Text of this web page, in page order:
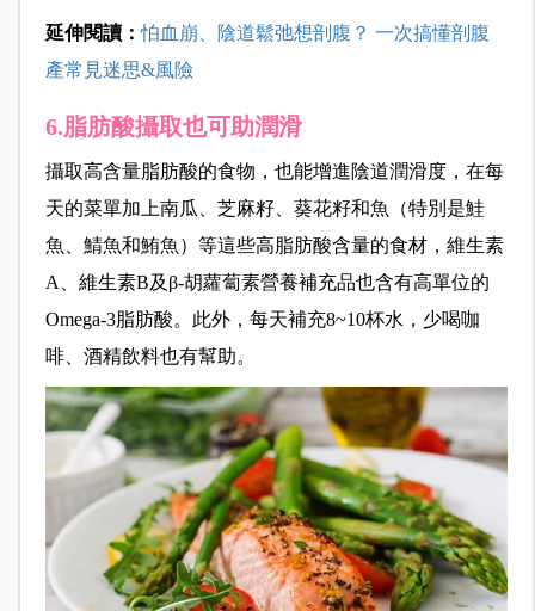
延伸閱讀：怕血崩、陰道鬆弛想剖腹？ 一次搞懂剖腹
產常見迷思&風險
6.脂肪酸攝取也可助潤滑
攝取高含量脂肪酸的食物，也能增進陰道潤滑度，在每
天的菜單加上南瓜、芝麻籽、葵花籽和魚（特別是鮭
魚、鯖魚和鮪魚）等這些高脂肪酸含量的食材，維生素
A、維生素B及β-胡蘿蔔素營養補充品也含有高單位的
Omega-3脂肪酸。此外，每天補充8~10杯水，少喝咖
啡、酒精飲料也有幫助。